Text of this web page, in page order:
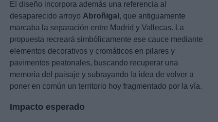
El diseño incorpora además una referencia al
desaparecido arroyo Abroñigal , que antiguamente
marcaba la separación entre Madrid y Vallecas. La
propuesta recreará simbólicamente ese cauce mediante
elementos decorativos y cromáticos en pilares y
pavimentos peatonales, buscando recuperar una
memoria del paisaje y subrayando la idea de volver a
poner en común un territorio hoy fragmentado por la vía.
Impacto esperado